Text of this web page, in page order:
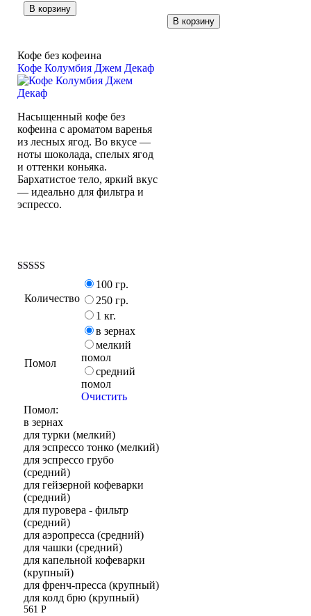
В корзину
В корзину
Кофе без кофеина
Кофе Колумбия Джем Декаф
Насыщенный кофе без
кофеина с ароматом варенья
из лесных ягод. Во вкусе —
ноты шоколада, спелых ягод
и оттенки коньяка.
Бархатистое тело, яркий вкус
— идеально для фильтра и
эспрессо.
из 5
Количество
100 гр.
250 гр.
1 кг.
Помол
в зернах
мелкий
помол
средний
помол
Очистить
Помол:
в зернах
для турки (мелкий)
для эспрессо тонко (мелкий)
для эспрессо грубо
(средний)
для гейзерной кофеварки
(средний)
для пуровера - фильтр
(средний)
для аэропресса (средний)
для чашки (средний)
для капельной кофеварки
(крупный)
для френч-пресса (крупный)
для колд брю (крупный)
561 Р